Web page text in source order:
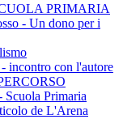
PRIMARIA
- Un dono per i
incontro con l'autore
Primaria
de L'Arena